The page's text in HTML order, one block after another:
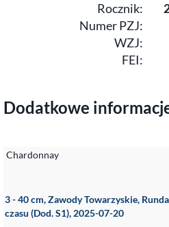
Rocznik:
Numer PZJ:
WZJ:
FEI:
Dodatkowe
Chardonnay
3 - 40 cm, Zawody Towarzyskie,
czasu (Dod. S1), 2025-07-20